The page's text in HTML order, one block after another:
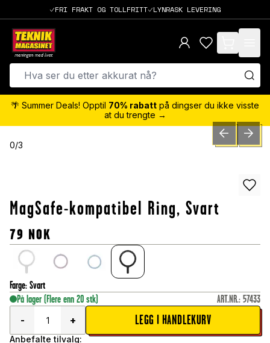
FRI FRAKT OG TOLLFRITT LYNRASK LEVERING
items in cart,
🌴 Summer Deals! Opptil 70% rabatt på dingser du ikke visste
at du trengte →
0/3 PREVIOUSNEXT
MagSafe-kompatibel Ring, Svart
79 NOK
Farge: Svart
På lager (Flere enn 20 stk) ART.NR.: 57433
-
+ LEGG I HANDLEKURV
Anbefalte tilvalg: